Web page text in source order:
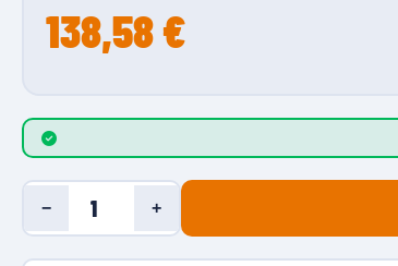
138,58 €
− +